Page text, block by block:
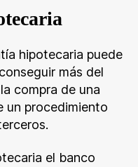
hipotecaria puede
más del
compra de una
un procedimiento
el banco